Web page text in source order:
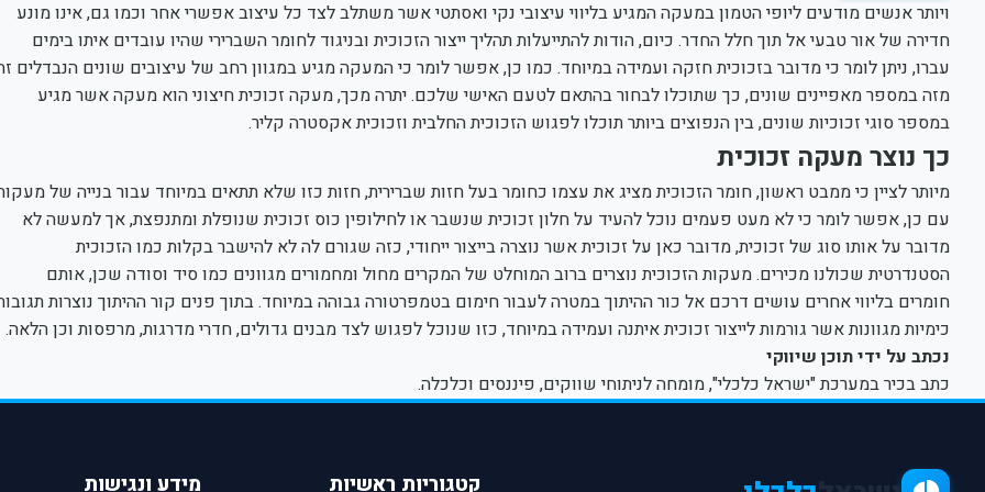
ויותר אנשים מודעים ליופי הטמון במעקה המגיע בליווי עיצובי נקי ואסתטי אשר משתלב לצד כל עיצוב אפשרי אחר וכמו גם, אינו מונע
חדירה של אור טבעי אל תוך חלל החדר. כיום, הודות להתייעלות תהליך ייצור הזכוכית ובניגוד לחומר השברירי שהיו עובדים איתו בימים
עברו, ניתן לומר כי מדובר בזכוכית חזקה ועמידה במיוחד. כמו כן, אפשר לומר כי המעקה מגיע במגוון רחב של עיצובים שונים הנבדלים
מזה במספר מאפיינים שונים, כך שתוכלו לבחור בהתאם לטעם האישי שלכם. יתרה מכך, מעקה זכוכית חיצוני הוא מעקה אשר מגיע
במספר סוגי זכוכיות שונים, בין הנפוצים ביותר תוכלו לפגוש הזכוכית החלבית וזכוכית אקסטרה קליר.
כך נוצר מעקה זכוכית
מיותר לציין כי ממבט ראשון, חומר הזכוכית מציג את עצמו כחומר בעל חזות שברירית, חזות כזו שלא תתאים במיוחד עבור בנייה של
עם כן, אפשר לומר כי לא מעט פעמים נוכל להעיד על חלון זכוכית שנשבר או לחילופין כוס זכוכית שנופלת ומתנפצת, אך למעשה לא
מדובר על אותו סוג של זכוכית, מדובר כאן על זכוכית אשר נוצרה בייצור ייחודי, כזה שגורם לה לא להישבר בקלות כמו הזכוכית
הסטנדרטית שכולנו מכירים. מעקות הזכוכית נוצרים ברוב המוחלט של המקרים מחול ומחמורים מגוונים כמו סיד וסודה שכן, אותם
חומרים בליווי אחרים עושים דרכם אל כור ההיתוך במטרה לעבור חימום בטמפרטורה גבוהה במיוחד. בתוך פנים קור ההיתוך נוצרות
כימיות מגוונות אשר גורמות לייצור זכוכית איתנה ועמידה במיוחד, כזו שנוכל לפגוש לצד מבנים גדולים, חדרי מדרגות, מרפסות וכן הלאה.
נכתב על ידי תוכן שיווקי
כתב בכיר במערכת "ישראל כלכלי", מומחה לניתוחי שווקים, פיננסים וכלכלה.
קטגוריות ראשיות מידע ונגישות